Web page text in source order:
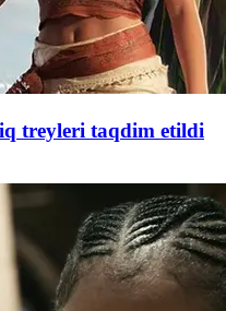
treyleri taqdim etildi